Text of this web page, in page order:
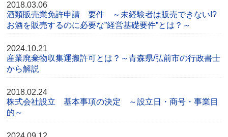
2018.03.06
酒類販売業免許申請 要件 ～未経験者は販売できない!?
お酒を販売するのに必要な”経営基礎要件”とは？～
2024.10.21
産業廃棄物収集運搬許可とは？～青森県/弘前市の行政書士
から解説
2018.02.24
株式会社設立 基本事項の決定 ～設立日・商号・事業目
的～